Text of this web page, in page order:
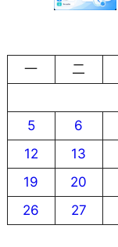
一
二
5
6
12
13
19
20
26
27